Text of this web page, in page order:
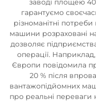
заводі площею
гарантуємо
різноманітні
машини розраховані
дозволяє
операції.
Європи повідомила
20 % після
вантажопідйомних
про реальні переваги